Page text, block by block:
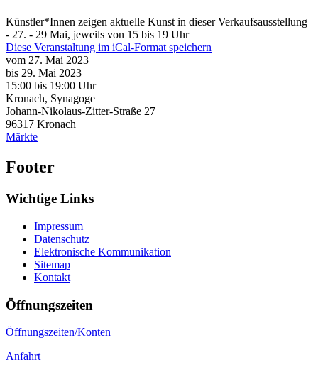
Künstler*Innen zeigen aktuelle Kunst in dieser Verkaufsausstellung
- 27. - 29 Mai, jeweils von 15 bis 19 Uhr
Diese Veranstaltung im iCal-Format speichern
vom 27. Mai 2023
bis 29. Mai 2023
15:00 bis 19:00 Uhr
Kronach, Synagoge
Johann-Nikolaus-Zitter-Straße 27
96317 Kronach
Märkte
Footer
Wichtige Links
Impressum
Datenschutz
Elektronische Kommunikation
Sitemap
Kontakt
Öffnungszeiten
Öffnungszeiten/Konten
Anfahrt